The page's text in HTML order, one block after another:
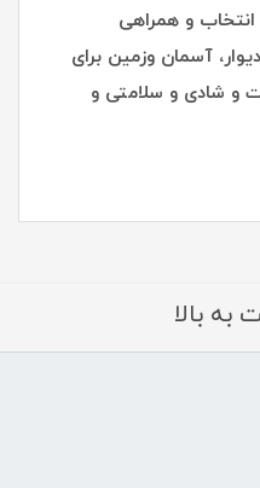
انتخاب و همراهی
آسمان وزمین برای
و شادی و سلامتی و
به بالا